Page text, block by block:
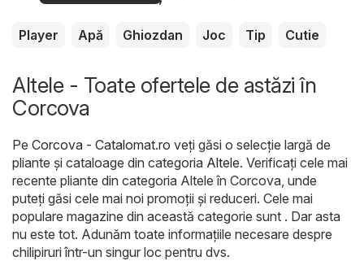
Player Apă Ghiozdan Joc Tip Cutie
Altele - Toate ofertele de astăzi în
Corcova
Pe Corcova - Catalomat.ro veți găsi o selecție largă de
pliante și cataloage din categoria Altele. Verificați cele mai
recente pliante din categoria Altele în Corcova, unde
puteți găsi cele mai noi promoții și reduceri. Cele mai
populare magazine din această categorie sunt . Dar asta
nu este tot. Adunăm toate informațiile necesare despre
chilipiruri într-un singur loc pentru dvs.